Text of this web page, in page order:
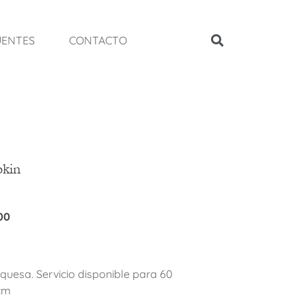
CONTACTO
Servicio disponible para 60